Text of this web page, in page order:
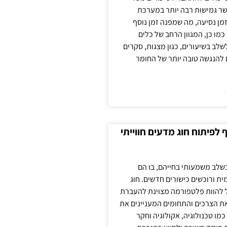
גמישות רבה יותר במערכת
נסיעה, מה שמפנה זמן נוסף
כן, המגוון הרחב של כלים
בשיעורים, כגון מצגות, סקרים
להנגשה טובה יותר של החומר
חוג מדעים חווייתי
משמעותי בחייהם, בו הם
ורוכשים כישורים חדשים. חוג
להוות פלטפורמה מצוינת להעברת
הצרכים והתחומים המעניינים את
טכנולוגיה, אקולוגיה וחקר